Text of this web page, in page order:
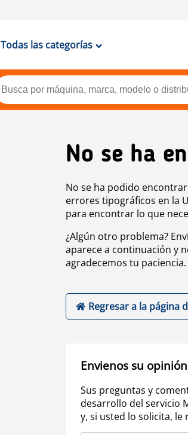
Todas las categorías
No se ha
No se ha podido
errores tipográficos en la
para encontrar lo que
¿Algún otro problema?
aparece a continuación y
agradecemos tu paciencia.
Regresar a la página
Envienos su opinión
Sus preguntas y
desarrollo del servicio
y, si usted lo solicita,